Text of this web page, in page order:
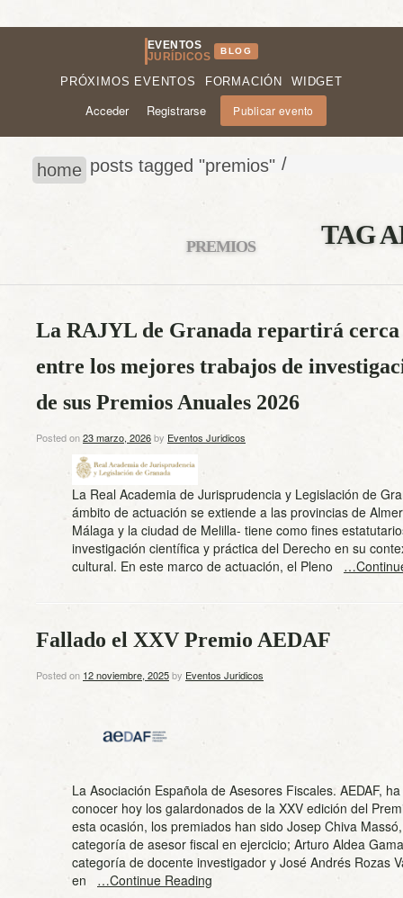
EVENTOS
JURÍDICOS
BLOG
PRÓXIMOS EVENTOS FORMACIÓN WIDGET
Acceder Registrarse Publicar evento
home /
posts tagged "premios"
TAG
PREMIOS
La RAJYL de Granada repartirá cerca
entre los mejores trabajos de
de sus Premios Anuales 2026
Posted on23 marzo, 2026by Eventos Juridicos
La Real Academia de Jurisprudencia y Legislación de
ámbito de actuación se extiende a las provincias de
Málaga y la ciudad de Melilla- tiene como fines
investigación científica y práctica del Derecho en su
cultural. En este marco de actuación, el Pleno
Fallado el XXV Premio AEDAF
Posted on 12 noviembre, 2025by Eventos Juridicos
La Asociación Española de Asesores Fiscales. AEDAF,
conocer hoy los galardonados de la XXV edición del
esta ocasión, los premiados han sido Josep Chiva
categoría de asesor fiscal en ejercicio; Arturo Aldea
categoría de docente investigador y José Andrés Rozas
en …Continue Reading